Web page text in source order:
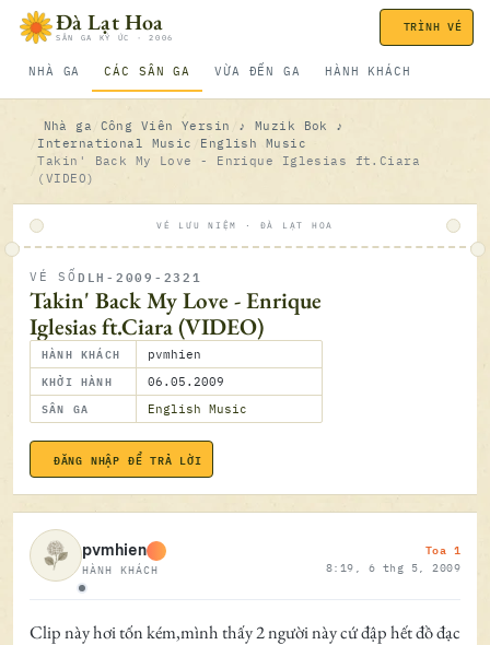
Bỏ qua nội dungĐà Lạt Hoa
SÂN GA KÝ ỨC · 2006
NHÀ GA CÁC SÂN GA VỪA ĐẾN GA HÀNH KHÁCH
TRÌNH VÉ
Nhà ga Công Viên Yersin
♪ Muzik Bok ♪
International Music
English Music
Takin' Back My Love - Enrique Iglesias ft.Ciara
(VIDEO)
VÉ LƯU NIỆM · ĐÀ LẠT HOA
VÉ SỐ DLH-2009-2321
Takin' Back My Love - Enrique
Iglesias ft.Ciara (VIDEO)
HÀNH KHÁCH pvmhien
KHỞI HÀNH 06.05.2009
SÂN GA English Music
ĐĂNG NHẬP ĐỂ TRẢ LỜI
Ngoại tuyến
pvmhien
HÀNH KHÁCH
Toa 1
8:19, 6 thg 5, 2009
Clip này hơi tốn kém,mình thấy 2 người này cứ đập hết đồ đạc